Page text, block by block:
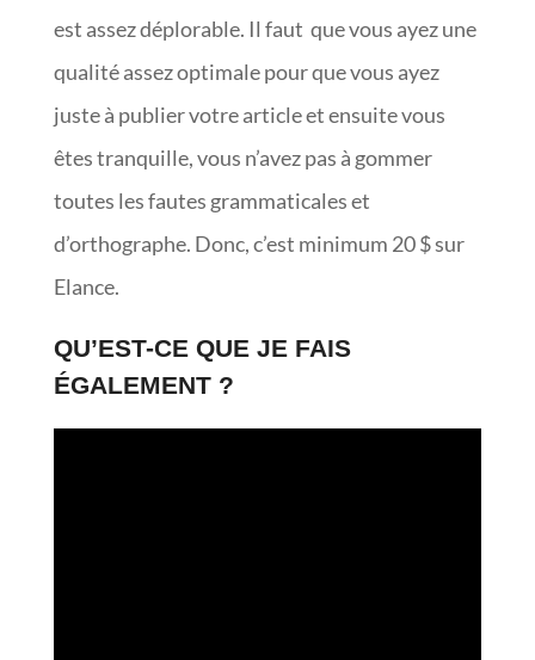
est assez déplorable. Il faut que vous ayez une
qualité assez optimale pour que vous ayez
juste à publier votre article et ensuite vous
êtes tranquille, vous n’avez pas à gommer
toutes les fautes grammaticales et
d’orthographe. Donc, c’est minimum 20 $ sur
Elance.
QU’EST-CE QUE JE FAIS
ÉGALEMENT ?